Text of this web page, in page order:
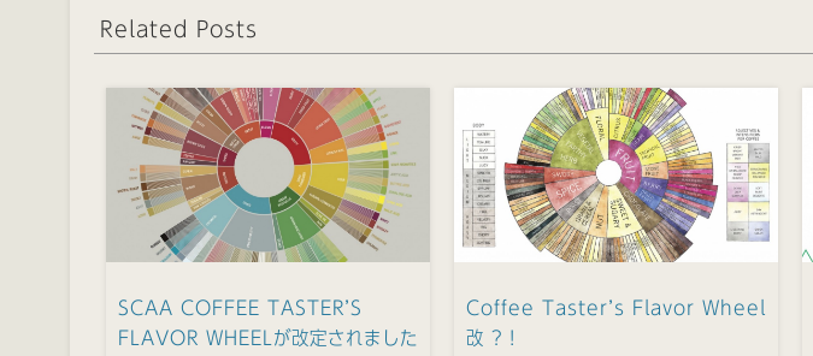
Related Posts
SCAA COFFEE TASTER’S
FLAVOR WHEELが改定されました
Coffee Taster’s Flavor Wheel
改 ?！